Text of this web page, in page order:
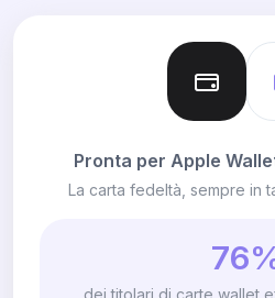
Pronta per Apple
La carta fedeltà, sempre in
dei titolari di carte wallet